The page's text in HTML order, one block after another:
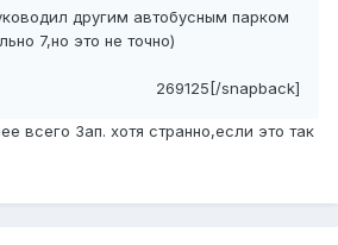
другим автобусным парком
7,но это не точно)
269125[/snapback]
всего 3ап. хотя странно,если это так